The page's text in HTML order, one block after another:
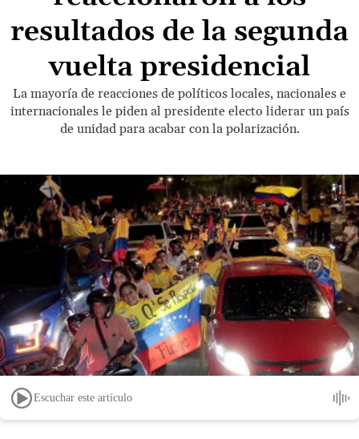
resultados de la segunda
vuelta presidencial
La mayoría de reacciones de políticos locales, nacionales e
internacionales le piden al presidente electo liderar un país
de unidad para acabar con la polarización.
Escuchar este artículo